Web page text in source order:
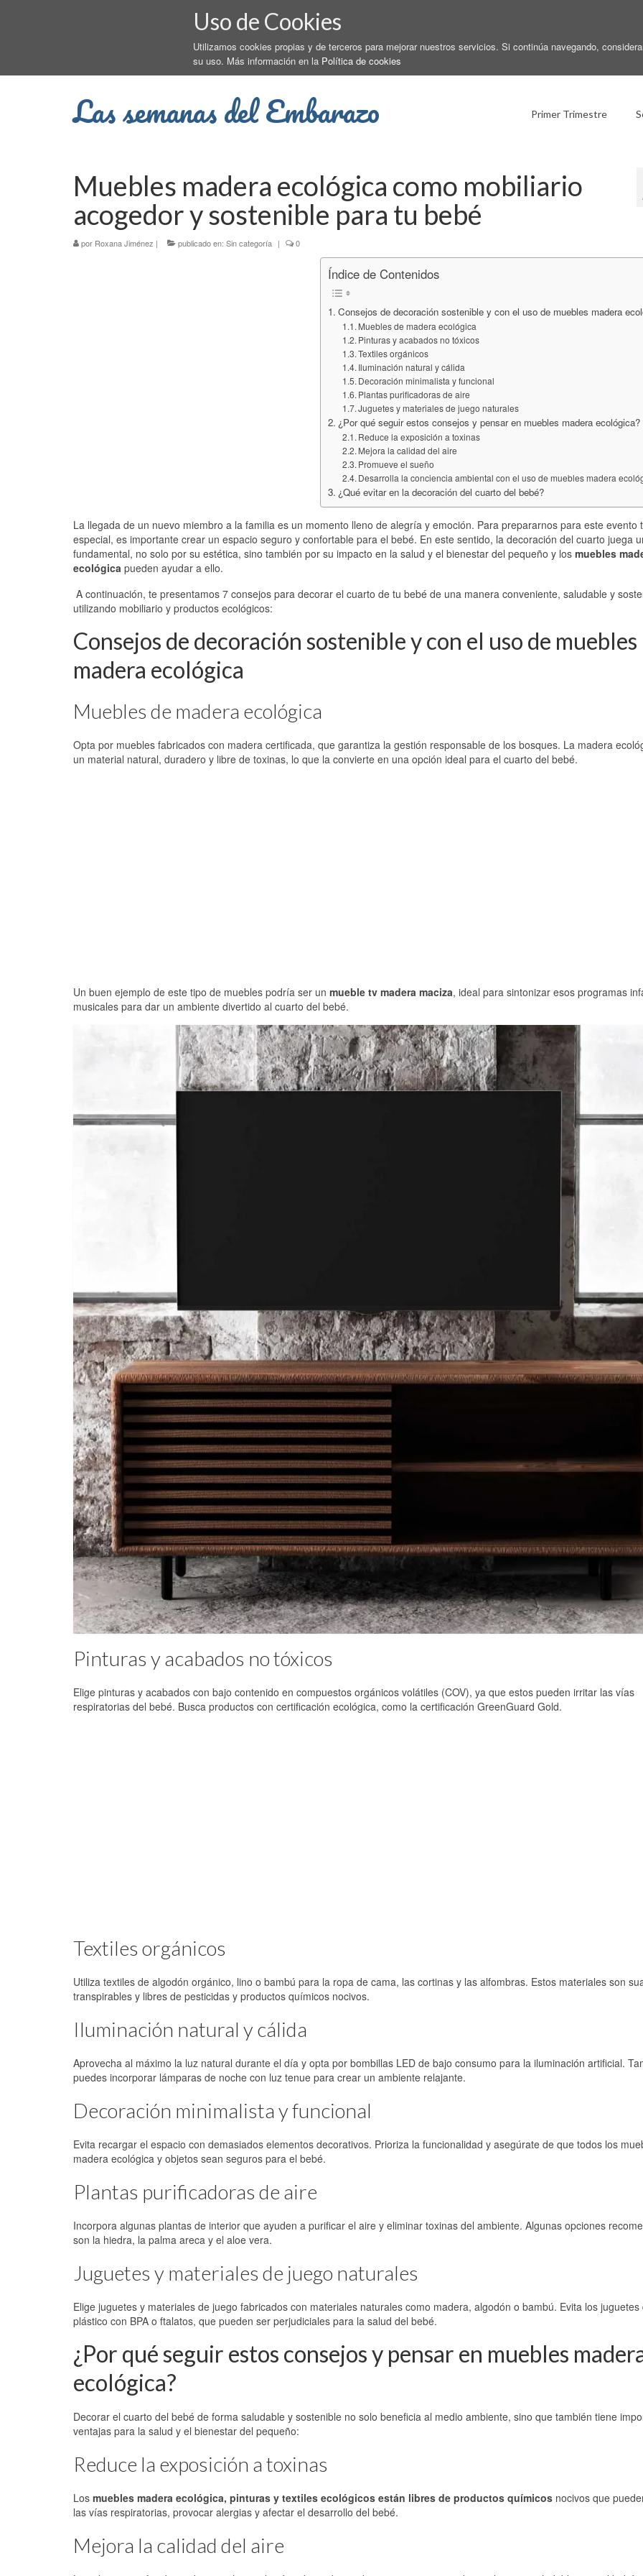
Uso de Cookies
Utilizamos cookies propias y de terceros para mejorar nuestros servicios. Si continúa navegando,
su uso. Más información en la Política de cookies
Las semanas del Embarazo Primer Trimestre
Muebles madera ecológica como mobiliario
acogedor y sostenible para tu bebé
por Roxana Jiménez | publicado en: Sin categoría | 0
Índice de Contenidos
Consejos de decoración sostenible y con el uso de muebles madera
Muebles de madera ecológica
Pinturas y acabados no tóxicos
Textiles orgánicos
Iluminación natural y cálida
Decoración minimalista y funcional
Plantas purificadoras de aire
Juguetes y materiales de juego naturales
¿Por qué seguir estos consejos y pensar en muebles madera ecológica?
Reduce la exposición a toxinas
Mejora la calidad del aire
Promueve el sueño
Desarrolla la conciencia ambiental con el uso de muebles madera
¿Qué evitar en la decoración del cuarto del bebé?
La llegada de un nuevo miembro a la familia es un momento lleno de alegría y emoción. Para prepararnos para este evento
especial, es importante crear un espacio seguro y confortable para el bebé. En este sentido, la decoración del cuarto juega
fundamental, no solo por su estética, sino también por su impacto en la salud y el bienestar del pequeño y los muebles
ecológica pueden ayudar a ello.
A continuación, te presentamos 7 consejos para decorar el cuarto de tu bebé de una manera conveniente, saludable y
utilizando mobiliario y productos ecológicos:
Consejos de decoración sostenible y con el uso de muebles
madera ecológica
Muebles de madera ecológica
Opta por muebles fabricados con madera certificada, que garantiza la gestión responsable de los bosques. La madera
un material natural, duradero y libre de toxinas, lo que la convierte en una opción ideal para el cuarto del bebé.
Un buen ejemplo de este tipo de muebles podría ser un mueble tv madera maciza, ideal para sintonizar esos programas
musicales para dar un ambiente divertido al cuarto del bebé.
Pinturas y acabados no tóxicos
Elige pinturas y acabados con bajo contenido en compuestos orgánicos volátiles (COV), ya que estos pueden irritar las vías
respiratorias del bebé. Busca productos con certificación ecológica, como la certificación GreenGuard Gold.
Textiles orgánicos
Utiliza textiles de algodón orgánico, lino o bambú para la ropa de cama, las cortinas y las alfombras. Estos materiales son
transpirables y libres de pesticidas y productos químicos nocivos.
Iluminación natural y cálida
Aprovecha al máximo la luz natural durante el día y opta por bombillas LED de bajo consumo para la iluminación artificial.
puedes incorporar lámparas de noche con luz tenue para crear un ambiente relajante.
Decoración minimalista y funcional
Evita recargar el espacio con demasiados elementos decorativos. Prioriza la funcionalidad y asegúrate de que todos los
madera ecológica y objetos sean seguros para el bebé.
Plantas purificadoras de aire
Incorpora algunas plantas de interior que ayuden a purificar el aire y eliminar toxinas del ambiente. Algunas opciones
son la hiedra, la palma areca y el aloe vera.
Juguetes y materiales de juego naturales
Elige juguetes y materiales de juego fabricados con materiales naturales como madera, algodón o bambú. Evita los juguetes
plástico con BPA o ftalatos, que pueden ser perjudiciales para la salud del bebé.
¿Por qué seguir estos consejos y pensar en muebles
ecológica?
Decorar el cuarto del bebé de forma saludable y sostenible no solo beneficia al medio ambiente, sino que también tiene
ventajas para la salud y el bienestar del pequeño:
Reduce la exposición a toxinas
Los muebles madera ecológica, pinturas y textiles ecológicos están libres de productos químicos nocivos que
las vías respiratorias, provocar alergias y afectar el desarrollo del bebé.
Mejora la calidad del aire